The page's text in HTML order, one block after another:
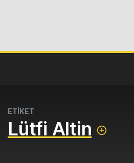
ETİKET
Lütfi Altin